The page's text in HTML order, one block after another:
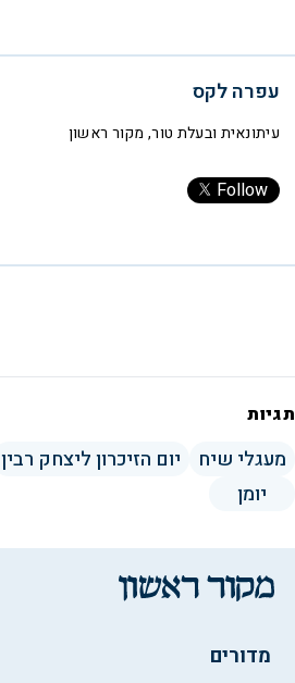
עפרה לקס
עיתונאית ובעלת טור, מקור ראשון
Follow
תגיות
מעגלי שיח יום הזיכרון ליצחק רבין
יומן
מדורים